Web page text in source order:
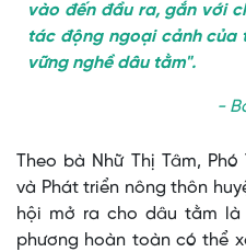
vào đến đầu ra, gắn với
tác động ngoại cảnh của
vững nghề dâu tằm".
-
Theo bà Nhữ Thị Tâm,
và Phát triển nông thôn
hội mở ra cho dâu tằm
phương hoàn toàn có thể